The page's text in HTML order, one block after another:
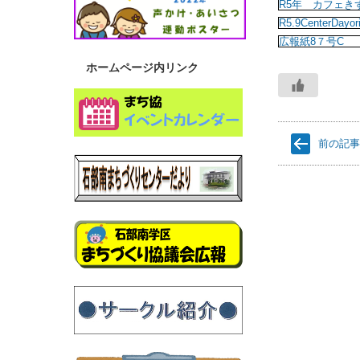
R5年 カフェき
R5.9CenterDayori
広報紙8７号C
前の記事
ホームページ内リンク